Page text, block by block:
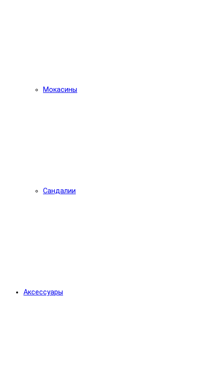
Мокасины
Сандалии
Аксессуары